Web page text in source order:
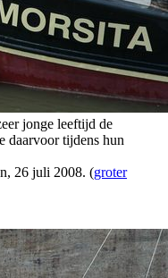
jonge leeftijd de
daarvoor tijdens hun
26 juli 2008. (groter